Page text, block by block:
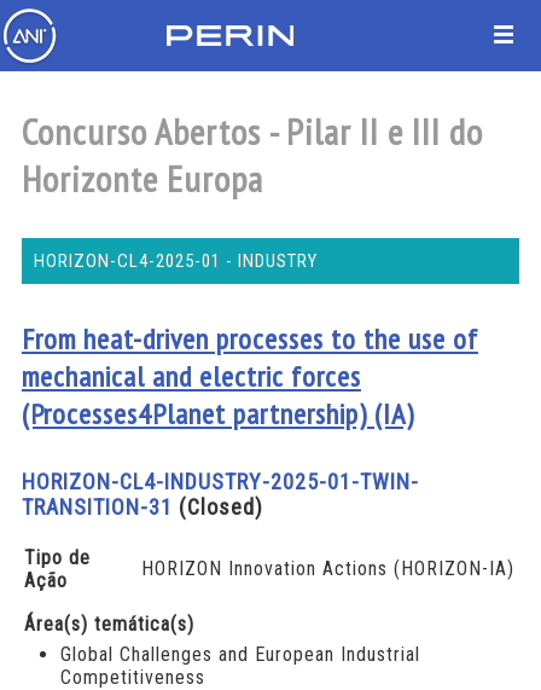
Concurso Abertos - Pilar II e III do
Horizonte Europa
HORIZON-CL4-2025-01 - INDUSTRY
From heat-driven processes to the use of
mechanical and electric forces
(Processes4Planet partnership) (IA)
HORIZON-CL4-INDUSTRY-2025-01-TWIN-
TRANSITION-31 (Closed)
Tipo de
Ação
HORIZON Innovation Actions (HORIZON-IA)
Área(s) temática(s)
Global Challenges and European Industrial
Competitiveness